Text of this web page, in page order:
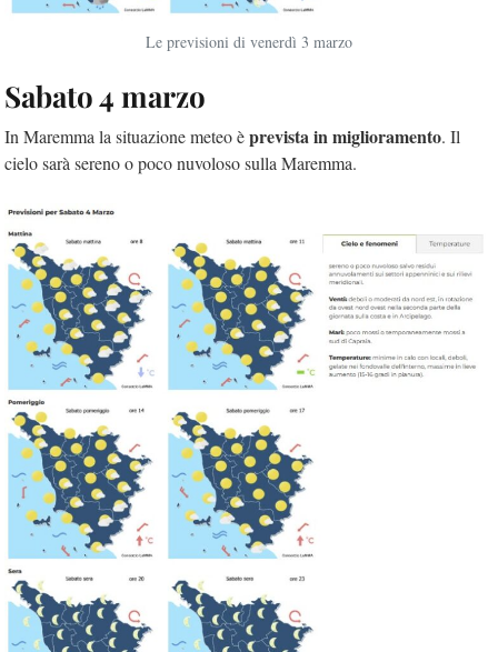
Le previsioni di venerdì 3 marzo
Sabato 4 marzo
In Maremma la situazione meteo èprevista in miglioramento. Il
cielo sarà sereno o poco nuvoloso sulla Maremma.